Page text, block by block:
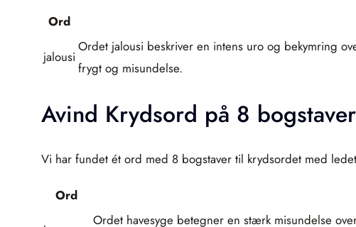
Ord
jalousi
Ordet jalousi beskriver en intens uro og bekymring
frygt og misundelse.
Avind Krydsord på 8 bogstaver
Vi har fundet ét ord med 8 bogstaver til krydsordet med
Ord
Ordet havesyge betegner en stærk misundelse